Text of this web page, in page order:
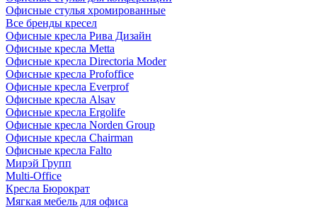
Офисные стулья хромированные
Все бренды кресел
Офисные кресла Рива Дизайн
Офисные кресла Metta
Офисные кресла Directoria Moder
Офисные кресла Profoffice
Офисные кресла Everprof
Офисные кресла Alsav
Офисные кресла Ergolife
Офисные кресла Norden Group
Офисные кресла Chairman
Офисные кресла Falto
Мирэй Групп
Multi-Office
Кресла Бюрократ
Мягкая мебель для офиса